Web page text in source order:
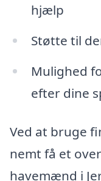
hjælp
Støtte til
Mulighed
efter dine
Ved at bruge
nemt få et
havemænd i